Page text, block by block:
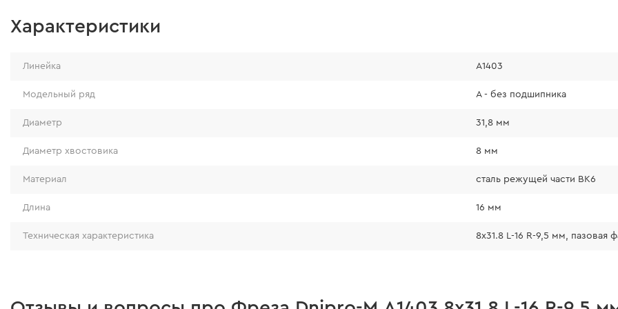
Характеристики
Линейка А1403
Модельный ряд А - без подшипника
Диаметр 31,8 мм
Диаметр хвостовика 8 мм
Материал сталь режущей части ВК6
Длина 16 мм
Техническая характеристика 8x31.8 L-16 R-9,5 мм, пазовая